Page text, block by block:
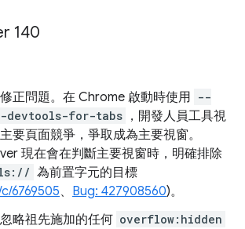
140
正問題。在 Chrome 啟動時使用 --
devtools-for-tabs ，開發人員工具視
要頁面競爭，爭取成為主要視窗。
現在會在判斷主要視窗時，明確排除
為前置字元的目標
6769505、 Bug: 427908560)。
略祖先施加的任何 overflow:hidden